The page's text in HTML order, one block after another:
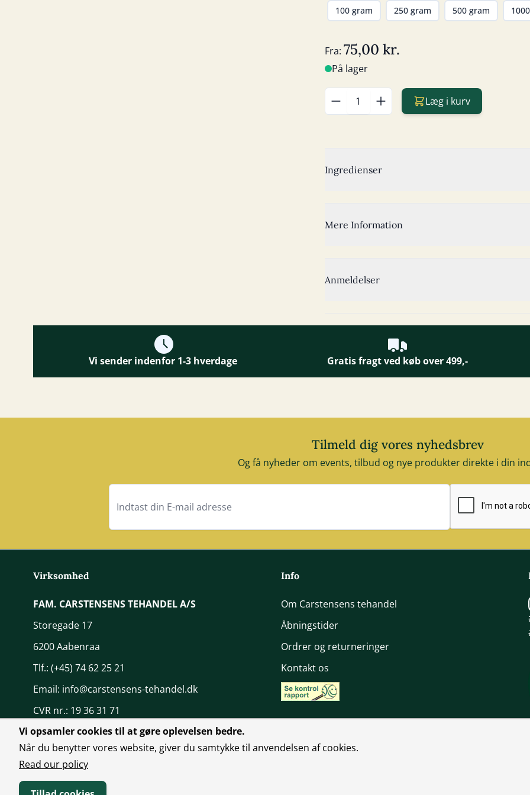
Vi opsamler cookies til at gøre oplevelsen bedre.
Når du benytter vores website, giver du samtykke til anvendelsen af cookies.
Read our policy
100 gram 250 gram 500 gram
Fra: 75,00 kr.
På lager
Læg i kurv
Ingredienser
Mere Information
Anmeldelser
Vi sender indenfor 1-3 hverdage Gratis fragt ved køb over 499,-
Tilmeld dig vores nyhedsbrev
Og få nyheder om events, tilbud og nye produkter direkte i din
E-mail adresse
Virksomhed
FAM. CARSTENSENS TEHANDEL A/S
Storegade 17
6200 Aabenraa
Tlf.: (+45) 74 62 25 21
Email: info@carstensens-tehandel.dk
CVR nr.: 19 36 31 71
Info
Om Carstensens tehandel
Åbningstider
Ordrer og returneringer
Kontakt os